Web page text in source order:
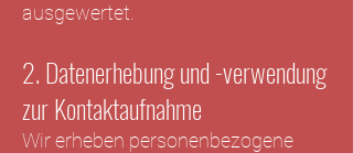
ausgewertet.
2. Datenerhebung und -verwendung
zur Kontaktaufnahme
Wir erheben personenbezogene